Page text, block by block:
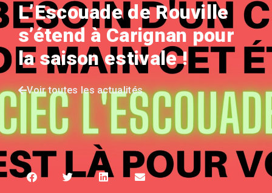
L’Escouade de Rouville
s’étend à Carignan pour
la saison estivale !
Voir toutes les actualités